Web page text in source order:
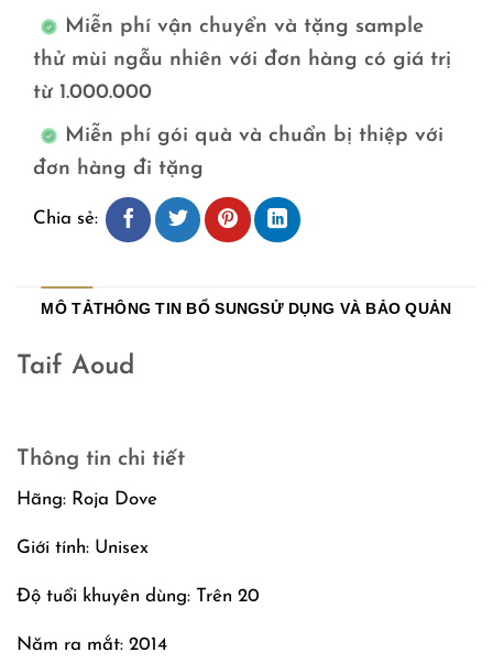
Miễn phí vận chuyển và tặng sample
thử mùi ngẫu nhiên với đơn hàng có giá trị
từ 1.000.000
Miễn phí gói quà và chuẩn bị thiệp với
đơn hàng đi tặng
Chia sẻ:
MÔ TẢTHÔNG TIN BỔ SUNGSỬ DỤNG VÀ BẢO QUẢN
Taif Aoud
Thông tin chi tiết
Hãng: Roja Dove
Giới tính: Unisex
Độ tuổi khuyên dùng: Trên 20
Năm ra mắt: 2014